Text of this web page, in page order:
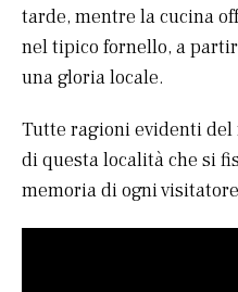
tarde, mentre la cucina
nel tipico fornello, a
una gloria locale.
Tutte ragioni evidenti
di questa località che si
memoria di ogni